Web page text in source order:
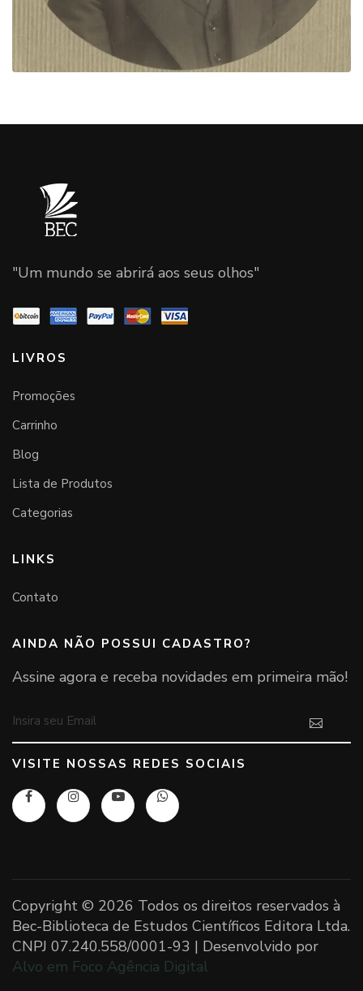
"Um mundo se abrirá aos seus olhos"
LIVROS
Promoções
Carrinho
Blog
Lista de Produtos
Categorias
LINKS
Contato
AINDA NÃO POSSUI CADASTRO?
Assine agora e receba novidades em primeira mão!
VISITE NOSSAS REDES SOCIAIS
Copyright © 2026 Todos os direitos reservados à
Bec-Biblioteca de Estudos Científicos Editora Ltda.
CNPJ 07.240.558/0001-93 | Desenvolvido por
Alvo em Foco Agência Digital